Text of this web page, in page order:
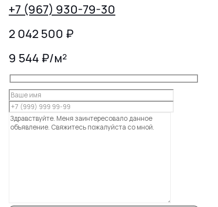
+7 (967) 930-79-30
2 042 500 ₽
9 544 ₽/м²